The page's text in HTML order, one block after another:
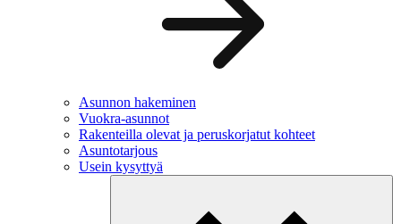
Asunnon hakeminen
Vuokra-asunnot
Rakenteilla olevat ja peruskorjatut kohteet
Asuntotarjous
Usein kysyttyä